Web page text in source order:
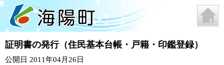
証明書の発行（住民基本台帳・戸籍・印鑑登録）
公開日 2011年04月26日